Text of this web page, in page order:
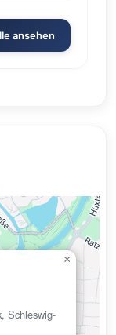
ansehen
Schleswig-
×